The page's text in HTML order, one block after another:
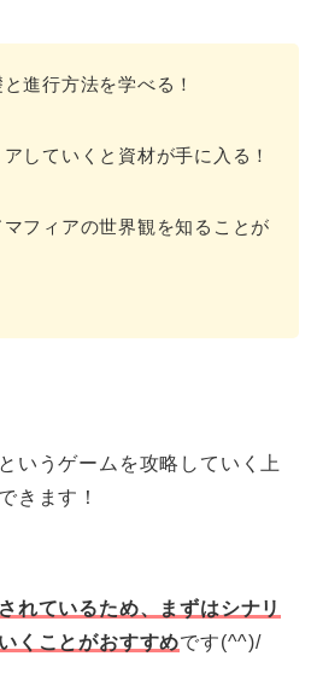
進行方法を学べる！
していくと資材が手に入る！
フィアの世界観を知ることが
いうゲームを攻略していく上
きます！
れているため、まずはシナリ
くことがおすすめです(^^)/